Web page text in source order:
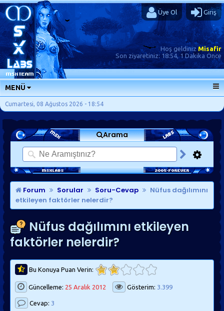
Üye Ol Giriş
Hoş geldinizMisafir
Son ziyaretiniz: 18:54, 1 Dakika Önce
MENÜ
ANA SAYFA
FORUMLAR
SORU-CEVAP
GÜNLÜKLER
SON MESAJLAR
KISAYOLLAR
Cumartesi, 08 Ağustos 2026 - 18:54
Arama
Forum Sorular Soru-Cevap
Nüfus dağılımını
etkileyen faktörler nelerdir?
Nüfus dağılımını etkileyen
faktörler nelerdir?
Bu Konuya Puan Verin:
Güncelleme: 25 Aralık 2012 Gösterim: 3.399
Cevap: 3